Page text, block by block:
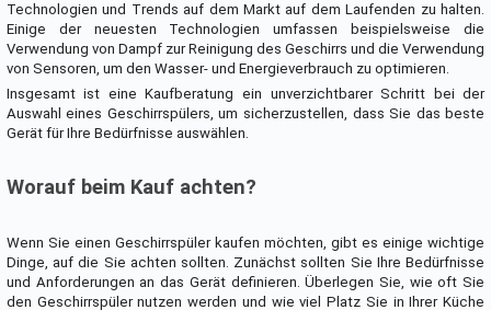
Technologien und Trends auf dem Markt auf dem Laufenden zu halten.
Einige der neuesten Technologien umfassen beispielsweise die
Verwendung von Dampf zur Reinigung des Geschirrs und die Verwendung
von Sensoren, um den Wasser- und Energieverbrauch zu optimieren.
Insgesamt ist eine Kaufberatung ein unverzichtbarer Schritt bei der
Auswahl eines Geschirrspülers, um sicherzustellen, dass Sie das beste
Gerät für Ihre Bedürfnisse auswählen.
Worauf beim Kauf achten?
Wenn Sie einen Geschirrspüler kaufen möchten, gibt es einige wichtige
Dinge, auf die Sie achten sollten. Zunächst sollten Sie Ihre Bedürfnisse
und Anforderungen an das Gerät definieren. Überlegen Sie, wie oft Sie
den Geschirrspüler nutzen werden und wie viel Platz Sie in Ihrer Küche